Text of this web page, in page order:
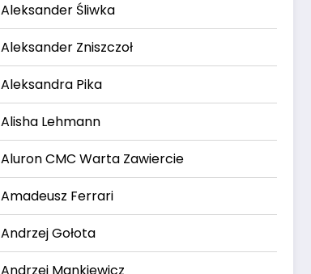
Aleksander Śliwka
Aleksander Zniszczoł
Aleksandra Pika
Alisha Lehmann
Aluron CMC Warta Zawiercie
Amadeusz Ferrari
Andrzej Gołota